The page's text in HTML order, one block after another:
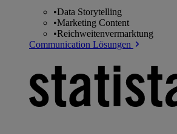
•Data Storytelling
•Marketing Content
•Reichweitenvermarktung
Communication Lösungen